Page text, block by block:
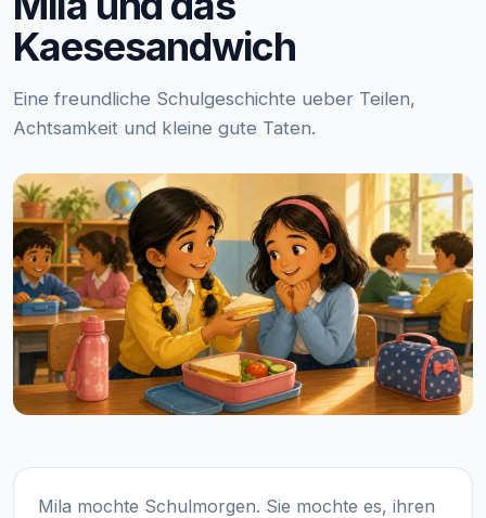
Kaesesandwich
Eine freundliche Schulgeschichte ueber Teilen,
Achtsamkeit und kleine gute Taten.
Mila mochte Schulmorgen. Sie mochte es, ihren